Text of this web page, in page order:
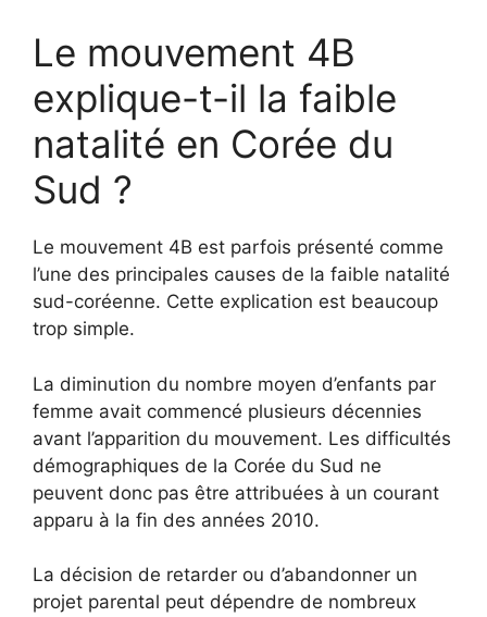
Le mouvement 4B
explique-t-il la faible
natalité en Corée du
Sud ?
Le mouvement 4B est parfois présenté comme
l’une des principales causes de la faible natalité
sud-coréenne. Cette explication est beaucoup
trop simple.
La diminution du nombre moyen d’enfants par
femme avait commencé plusieurs décennies
avant l’apparition du mouvement. Les difficultés
démographiques de la Corée du Sud ne
peuvent donc pas être attribuées à un courant
apparu à la fin des années 2010.
La décision de retarder ou d’abandonner un
projet parental peut dépendre de nombreux